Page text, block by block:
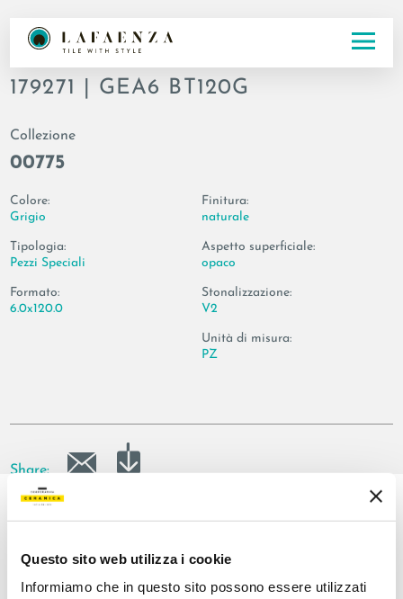
Questo sito web utilizza i cookie
Informiamo che in questo sito possono essere utilizzati
179271 | GEA6 BT120G
Collezione
00775
Colore:
Grigio
Tipologia:
Pezzi Speciali
Formato:
6.0x120.0
Finitura:
naturale
Aspetto superficiale:
opaco
Stonalizzazione:
V2
Unità di misura:
PZ
Share: